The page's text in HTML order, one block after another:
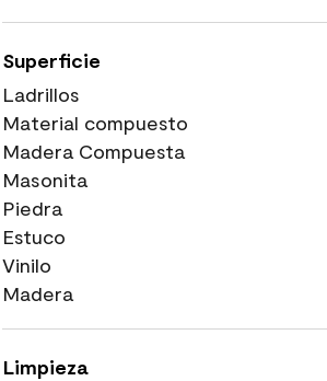
Superficie
Ladrillos
Material compuesto
Madera Compuesta
Masonita
Piedra
Estuco
Vinilo
Madera
Limpieza